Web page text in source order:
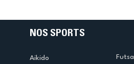
NOS SPORTS
Aikido